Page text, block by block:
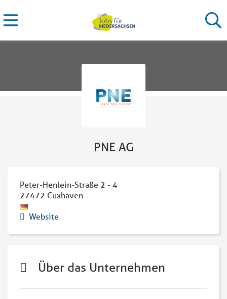
PNE AG
Peter-Henlein-Straße 2 - 4
27472 Cuxhaven
Website
Über das Unternehmen